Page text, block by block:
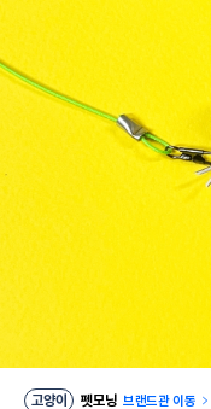
고양이 펫모닝 브랜드관 이동